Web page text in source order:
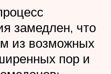
замедлен, что
из возможных
пор и